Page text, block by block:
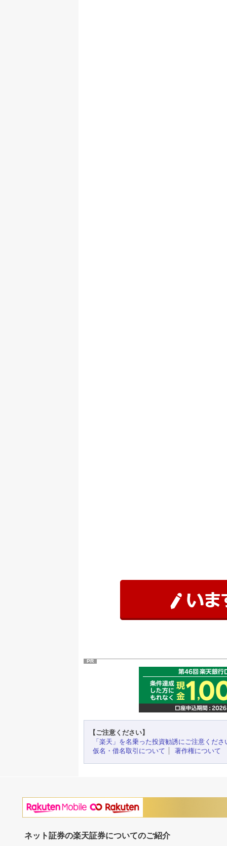
PR
【ご注意ください】
「楽天」を名乗った投資勧誘にご注意くださ
仮名・借名取引について
著作権について
ネット証券の楽天証券についてのご紹介